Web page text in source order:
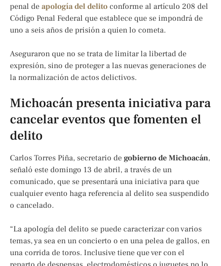
penal de apología del delito conforme al artículo 208 del
Código Penal Federal que establece que se impondrá de
uno a seis años de prisión a quien lo cometa.
Aseguraron que no se trata de limitar la libertad de
expresión, sino de proteger a las nuevas generaciones de
la normalización de actos delictivos.
Michoacán presenta iniciativa para
cancelar eventos que fomenten el
delito
Carlos Torres Piña, secretario de gobierno de Michoacán,
señaló este domingo 13 de abril, a través de un
comunicado, que se presentará una iniciativa para que
cualquier evento haga referencia al delito sea suspendido
o cancelado.
“La apología del delito se puede caracterizar con varios
temas, ya sea en un concierto o en una pelea de gallos, en
una corrida de toros. Inclusive tiene que ver con el